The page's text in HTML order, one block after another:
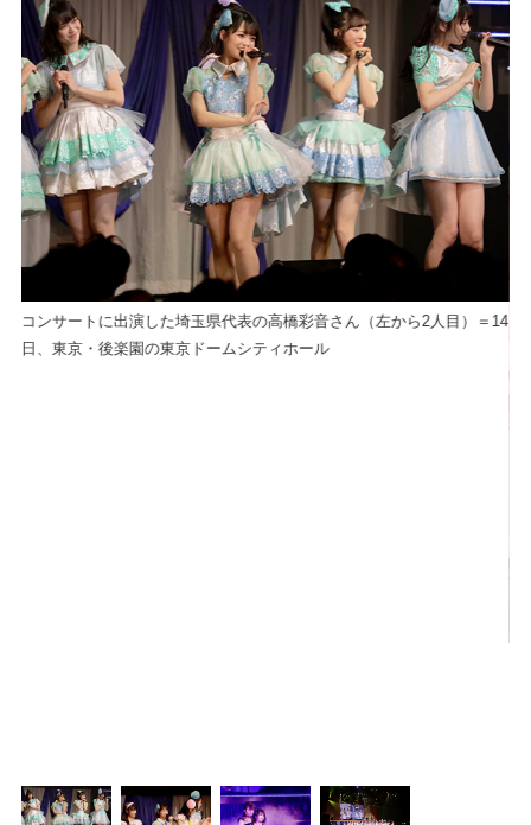
コンサートに出演した埼玉県代表の高橋彩音さん（左から2人目）＝14
日、東京・後楽園の東京ドームシティホール